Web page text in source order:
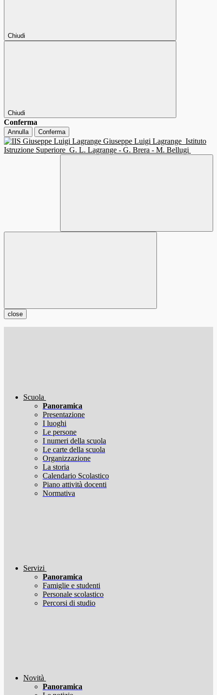
Chiudi
Chiudi
Conferma
Annulla Conferma
Giuseppe Luigi Lagrange Istituto
Istruzione Superiore G. L. Lagrange - G. Brera - M. Bellugi
close
Scuola
Panoramica
Presentazione
I luoghi
Le persone
I numeri della scuola
Le carte della scuola
Organizzazione
La storia
Calendario Scolastico
Piano attività docenti
Normativa
Servizi
Panoramica
Famiglie e studenti
Personale scolastico
Percorsi di studio
Novità
Panoramica